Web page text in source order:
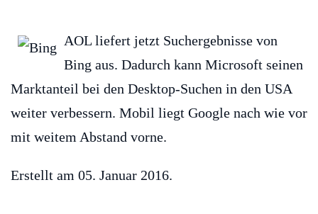
AOL liefert jetzt Suchergebnisse von
Bing aus. Dadurch kann Microsoft seinen
Marktanteil bei den Desktop-Suchen in den USA
weiter verbessern. Mobil liegt Google nach wie vor
mit weitem Abstand vorne.
Erstellt am 05. Januar 2016.